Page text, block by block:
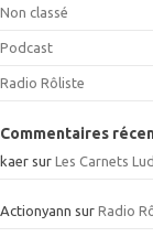
Non classé
Podcast
Radio Rôliste
Commentaires
kaer sur Les Carnets
Actionyann sur Radio